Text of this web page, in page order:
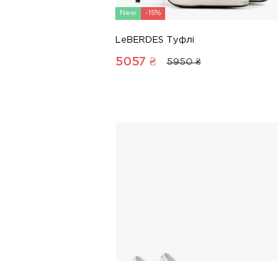
New -15%
LeBERDES Туфлі
5057 ₴ 5950 ₴